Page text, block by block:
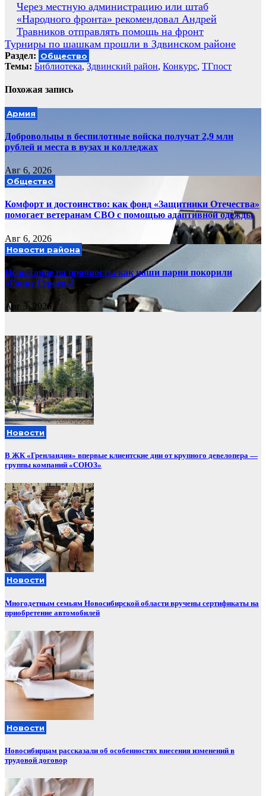
Навигация
по
записям
Через местную администрацию или штаб
«Народного фронта» рекомендовал Андрей
Травников отправлять помощь на фронт
Турниры по шашкам прошли в Здвинском районе
Раздел: Общество
Темы: Библиотека, Здвинский район, Конкурс, ТГпост
Похожая запись
Армия
Добровольцы в беспилотные войска получат 2,9 млн
рублей и места в вузах и колледжах
Авг 6, 2026
Общество
Комфорт и достоинство: как фонд «Защитники Отечества»
помогает ветеранам СВО с помощью адаптивной одежды
Авг 6, 2026
Новости района
Испытание на прочность: как наши парни покорили
«Гонку Героев»!
Авг 3, 2026
Новости
В ЖК «Гренландия» впервые клиентские дни от крупного девелопера —
группы компаний «СОЮЗ»
Новости
Многодетным семьям Новосибирской области вручены сертификаты на
приобретение автомобилей
Новости
Новосибирцам рассказали об особенностях внесения изменений в
трудовой договор